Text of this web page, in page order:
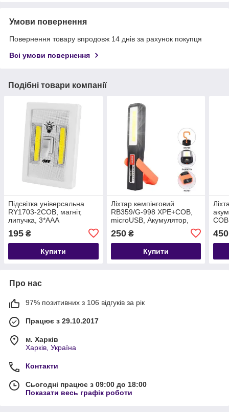
Умови повернення
Повернення товару впродовж 14 днів за рахунок покупця
Всі умови повернення
Подібні товари компанії
Підсвітка універсальна
RY1703-2COB, магніт,
липучка, 3*AAA
195 ₴
Купити
Ліхтар кемпінговий
RB359/G-998 XPE+COB,
microUSB, Акумулятор,
250₴
Купити
450
Про нас
97% позитивних з 106 відгуків за рік
Працює з 29.10.2017
м. Харків
Харків, Україна
Контакти
Сьогодні працює з 09:00 до 18:00
Показати весь графік роботи